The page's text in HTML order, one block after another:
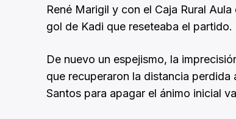
René Marigil y con el Caja Rural
gol de Kadi que reseteaba el partido.
De nuevo un espejismo, la
que recuperaron la distancia
Santos para apagar el ánimo inicial